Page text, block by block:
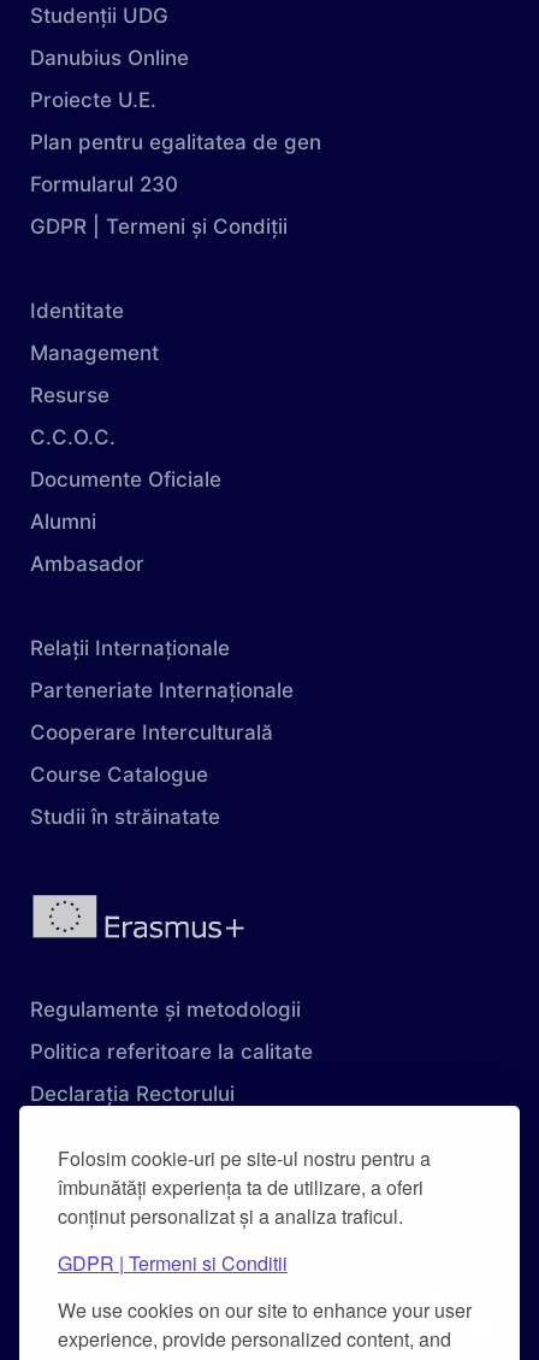
Folosim cookie-uri pe site-ul nostru pentru a
îmbunătăți experiența ta de utilizare, a oferi
conținut personalizat și a analiza traficul.
GDPR | Termeni si Conditii
We use cookies on our site to enhance your user
experience, provide personalized content, and
Studenții UDG
Danubius Online
Proiecte U.E.
Plan pentru egalitatea de gen
Formularul 230
GDPR | Termeni și Condiții
Identitate
Management
Resurse
C.C.O.C.
Documente Oficiale
Alumni
Ambasador
Relații Internaționale
Parteneriate Internaționale
Cooperare Interculturală
Course Catalogue
Studii în străinatate
Regulamente și metodologii
Politica referitoare la calitate
Declarația Rectorului
Carta Universității
Combaterea hărțuirii pe criteriu de sex și a